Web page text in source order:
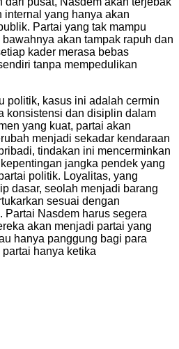
yang hanya akan
Partai yang tak mampu
akan tampak rapuh dan
kader merasa bebas
tanpa mempedulikan
politik, kasus ini adalah cermin
konsistensi dan disiplin dalam
yang kuat, partai akan
menjadi sekadar kendaraan
tindakan ini mencerminkan
jangka pendek yang
politik. Loyalitas, yang
dasar, seolah menjadi barang
sesuai dengan
Partai Nasdem harus segera
akan menjadi partai yang
hanya panggung bagi para
hanya ketika